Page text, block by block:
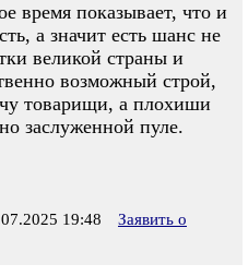
время показывает, что и
а значит есть шанс не
великой страны и
возможный строй,
товарищи, а плохиши
заслуженной пуле.
19:48
Заявить о